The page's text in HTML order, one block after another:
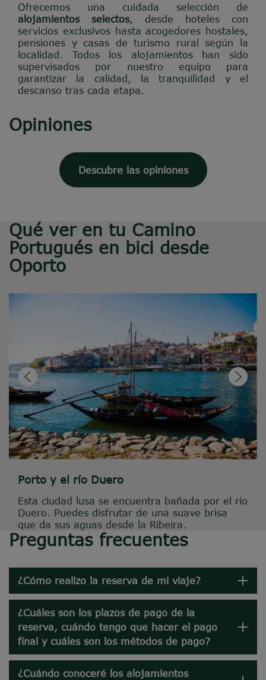
Ofrecemos una cuidada selección de
alojamientos selectos, desde hoteles con
servicios exclusivos hasta acogedores hostales,
pensiones y casas de turismo rural según la
localidad. Todos los alojamientos han sido
supervisados por nuestro equipo para
garantizar la calidad, la tranquilidad y el
descanso tras cada etapa.
Opiniones
Descubre las opiniones
Qué ver en tu Camino
Portugués en bici desde
Oporto
Porto y el río Duero
Esta ciudad lusa se encuentra bañada por el río
Duero. Puedes disfrutar de una suave brisa
que da sus aguas desde la Ribeira.
Preguntas frecuentes
¿Cómo realizo la reserva de mi viaje?
¿Cuáles son los plazos de pago de la
reserva, cuándo tengo que hacer el pago
final y cuáles son los métodos de pago?
¿Cuándo conoceré los alojamientos